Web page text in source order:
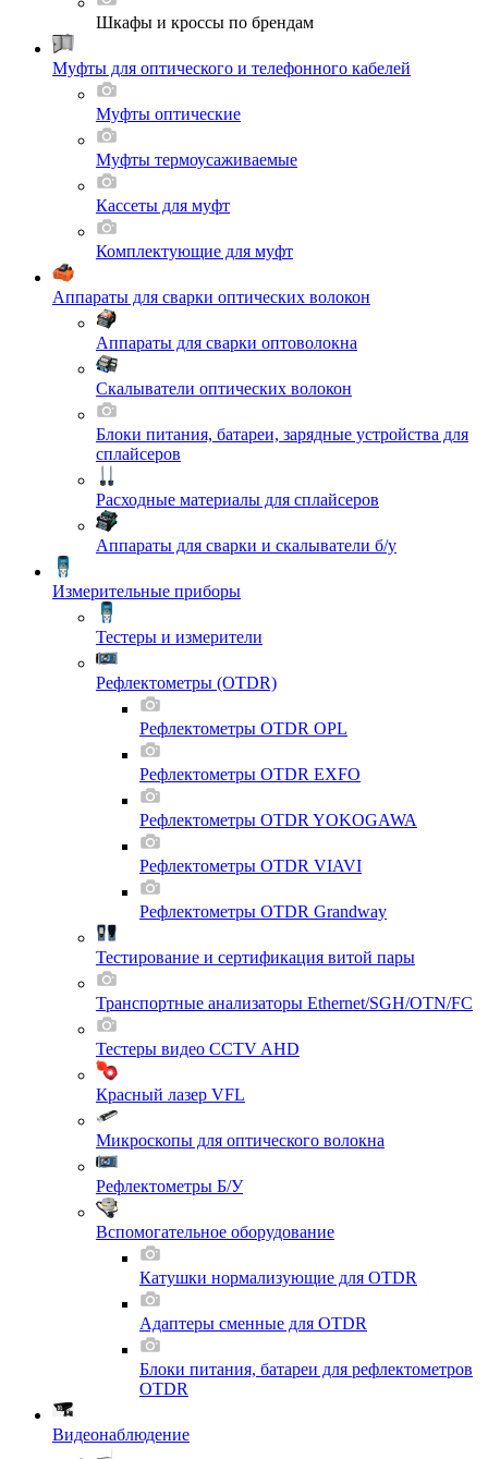
Шкафы и кроссы по брендам
Муфты для оптического и телефонного кабелей
Муфты оптические
Муфты термоусаживаемые
Кассеты для муфт
Комплектующие для муфт
Аппараты для сварки оптических волокон
Аппараты для сварки оптоволокна
Скалыватели оптических волокон
Блоки питания, батареи, зарядные устройства для
сплайсеров
Расходные материалы для сплайсеров
Аппараты для сварки и скалыватели б/у
Измерительные приборы
Тестеры и измерители
Рефлектометры (OTDR)
Рефлектометры OTDR OPL
Рефлектометры OTDR EXFO
Рефлектометры OTDR YOKOGAWA
Рефлектометры OTDR VIAVI
Рефлектометры OTDR Grandway
Тестирование и сертификация витой пары
Транспортные анализаторы Ethernet/SGH/OTN/FC
Тестеры видео CCTV AHD
Красный лазер VFL
Микроскопы для оптического волокна
Рефлектометры Б/У
Вспомогательное оборудование
Катушки нормализующие для OTDR
Адаптеры сменные для OTDR
Блоки питания, батареи для рефлектометров
OTDR
Видеонаблюдение